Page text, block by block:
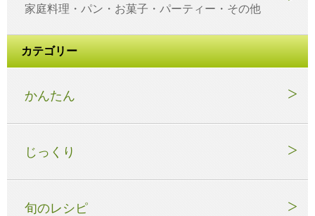
家庭料理・パン・お菓子・パーティー・その他
カテゴリー
かんたん
じっくり
旬のレシピ